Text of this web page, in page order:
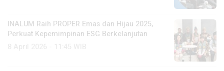
INALUM Raih PROPER Emas dan Hijau 2025,
Perkuat Kepemimpinan ESG Berkelanjutan